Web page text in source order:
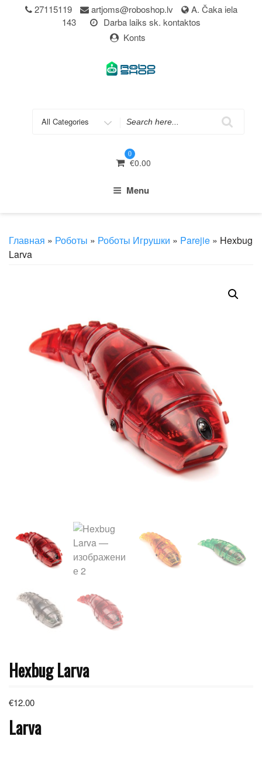
27115119 artjoms@roboshop.lv
A. Čaka iela
143
Darba laiks sk. kontaktos
Konts
0
€0.00
Menu
Главная » Роботы » Роботы Игрушки » Parejie » Hexbug
Larva
Hexbug Larva
€12.00
Larva